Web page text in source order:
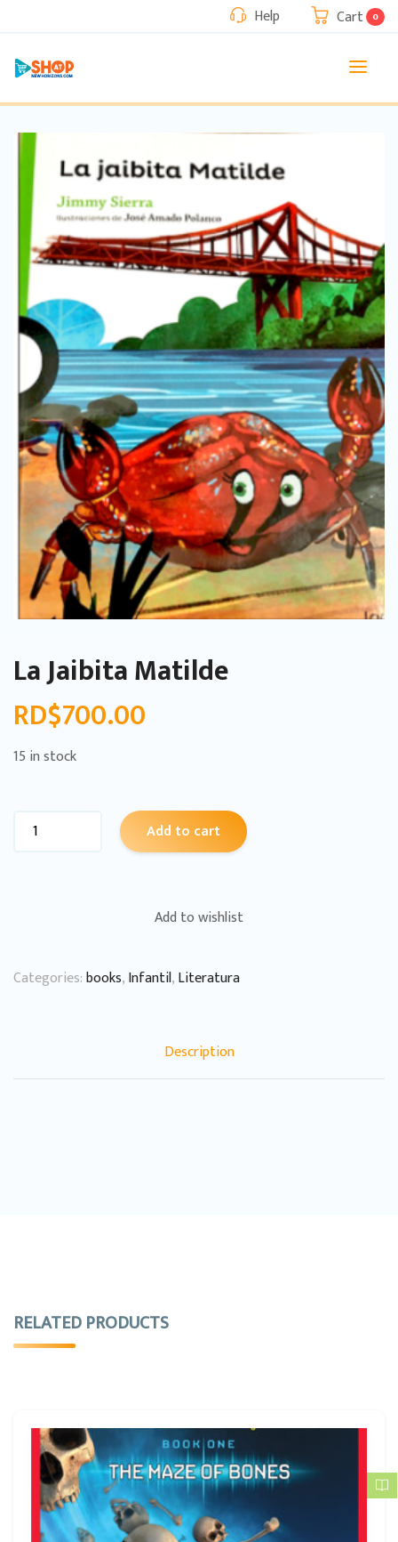
Help Cart 0
La Jaibita Matilde
RD$700.00
15 in stock
Add to cart
Add to wishlist
Categories:books,Infantil,Literatura
Description
RELATED PRODUCTS